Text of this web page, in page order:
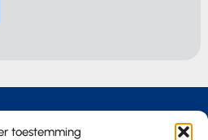
toestemming
items